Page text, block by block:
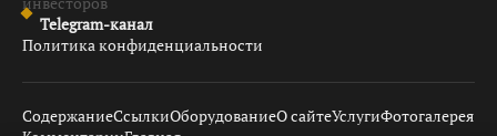
Telegram-канал
Политика конфиденциальности
СодержаниеСсылкиОборудованиеО сайтеУслугиФотогалерея